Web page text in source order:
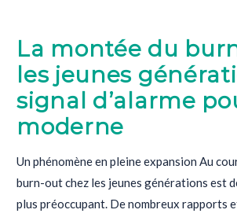
La montée du
les jeunes
signal d’alarme
moderne
Un phénomène en pleine expansion Au
burn-out chez les jeunes générations est
plus préoccupant. De nombreux rapports